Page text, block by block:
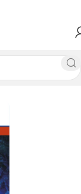
PS5